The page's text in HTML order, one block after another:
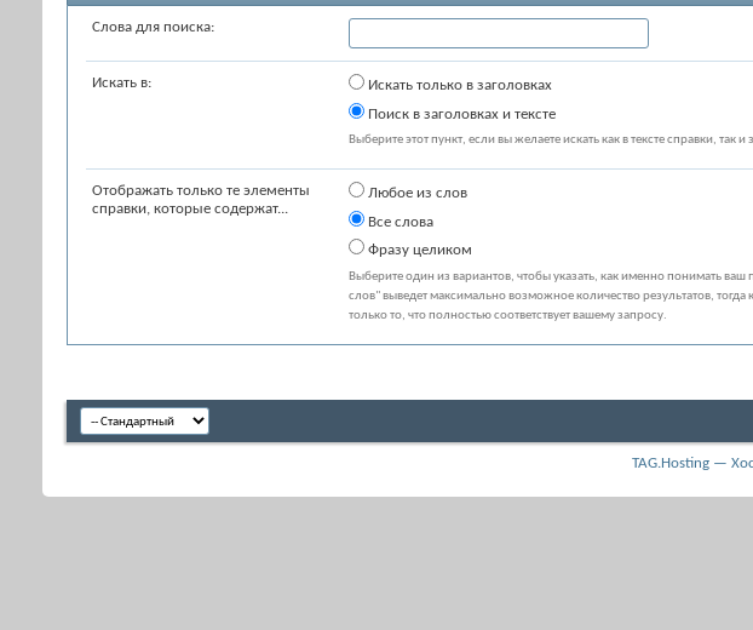
Слова для поиска:
Искать в:
Искать только в заголовках
Поиск в заголовках и тексте
Выберите этот пункт, если вы желаете искать как в тексте справки, так и
Отображать только те элементы
справки, которые содержат...
Любое из слов
Все слова
Фразу целиком
Выберите один из вариантов, чтобы указать, как именно понимать
слов" выведет максимально возможное количество результатов,
только то, что полностью соответствует вашему запросу.
TAG.Hosting —